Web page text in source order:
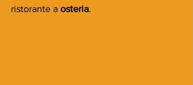
ristorante a osteria.